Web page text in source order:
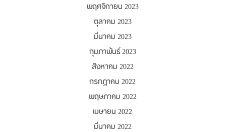
พฤศจิกายน 2023
ตุลาคม 2023
มีนาคม 2023
กุมภาพันธ์ 2023
สิงหาคม 2022
กรกฎาคม 2022
พฤษภาคม 2022
เมษายน 2022
มีนาคม 2022